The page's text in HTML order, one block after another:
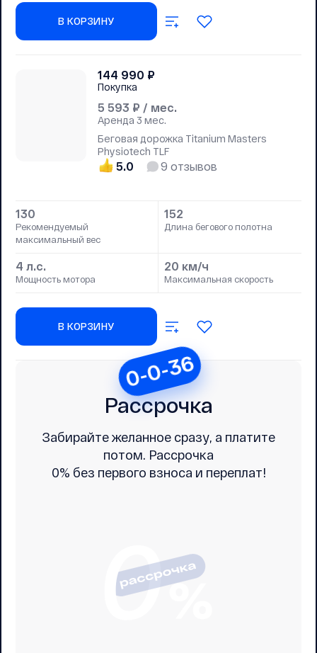
В КОРЗИНУ
5 593 ₽ / мес.
Аренда 3 мес.
144 990 ₽
Покупка
Беговая дорожка Titanium Masters
Physiotech TLF
5.0 9 отзывов
130
Рекомендуемый
максимальный вес
152
Длина бегового полотна
4 л.с.
Мощность мотора
20 км/ч
Максимальная скорость
В КОРЗИНУ
0-0-36
Рассрочка
Забирайте желанное сразу, а платите
потом. Рассрочка
0% без первого взноса и переплат!